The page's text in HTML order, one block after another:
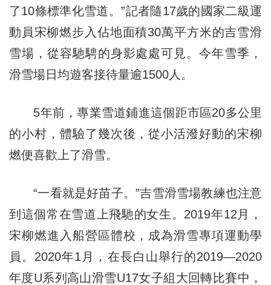
了10條標準化雪道。”記者隨17歲的國家二級運
動員宋柳燃步入佔地面積30萬平方米的吉雪滑
雪場，從容馳騁的身影處處可見。今年雪季，
滑雪場日均遊客接待量逾1500人。
5年前，專業雪道鋪進這個距市區20多公里
的小村，體驗了幾次後，從小活潑好動的宋柳
燃便喜歡上了滑雪。
“一看就是好苗子。”吉雪滑雪場教練也注意
到這個常在雪道上飛馳的女生。2019年12月，
宋柳燃進入船營區體校，成為滑雪專項運動學
員。2020年1月，在長白山舉行的2019—2020
年度U系列高山滑雪U17女子組大回轉比賽中，